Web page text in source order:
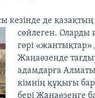
кезінде де
сөйлеген. Оларды
гөрі «жантықтар»
Жаңаөзенде
адамдарға
кімнің құқығы
бері Жаңаөзенге